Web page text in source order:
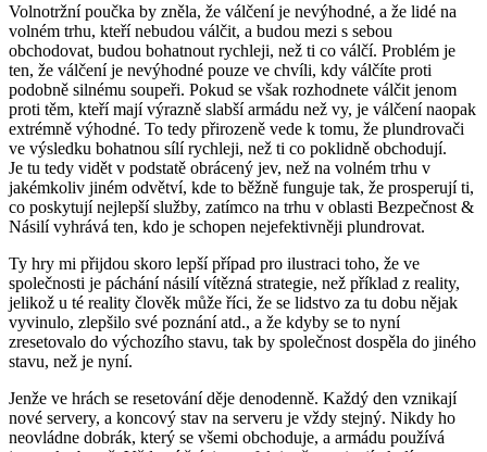
Volnotržní poučka by zněla, že válčení je nevýhodné, a že lidé na
volném trhu, kteří nebudou válčit, a budou mezi s sebou
obchodovat, budou bohatnout rychleji, než ti co válčí. Problém je
ten, že válčení je nevýhodné pouze ve chvíli, kdy válčíte proti
podobně silnému soupeři. Pokud se však rozhodnete válčit jenom
proti těm, kteří mají výrazně slabší armádu než vy, je válčení naopak
extrémně výhodné. To tedy přirozeně vede k tomu, že plundrovači
ve výsledku bohatnou sílí rychleji, než ti co poklidně obchodují.
Je tu tedy vidět v podstatě obrácený jev, než na volném trhu v
jakémkoliv jiném odvětví, kde to běžně funguje tak, že prosperují ti,
co poskytují nejlepší služby, zatímco na trhu v oblasti Bezpečnost &
Násilí vyhrává ten, kdo je schopen nejefektivněji plundrovat.
Ty hry mi přijdou skoro lepší případ pro ilustraci toho, že ve
společnosti je páchání násilí vítězná strategie, než příklad z reality,
jelikož u té reality člověk může říci, že se lidstvo za tu dobu nějak
vyvinulo, zlepšilo své poznání atd., a že kdyby se to nyní
zresetovalo do výchozího stavu, tak by společnost dospěla do jiného
stavu, než je nyní.
Jenže ve hrách se resetování děje denodenně. Každý den vznikají
nové servery, a koncový stav na serveru je vždy stejný. Nikdy ho
neovládne dobrák, který se všemi obchoduje, a armádu používá